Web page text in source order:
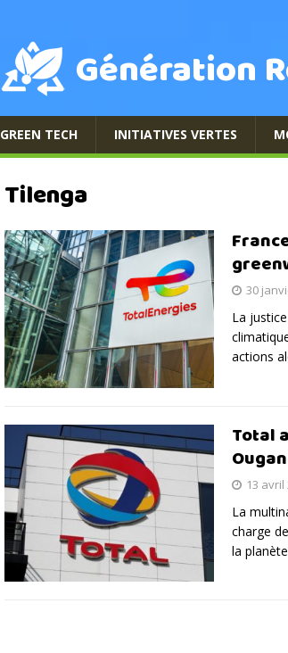
Génération
GREEN TECH INITIATIVES VERTES
Tilenga
30
La
actions
Total
13 avril
La
charge
la